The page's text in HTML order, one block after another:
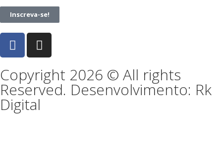
Inscreva-se!
Copyright 2026 © All rights
Reserved. Desenvolvimento: Rk
Digital